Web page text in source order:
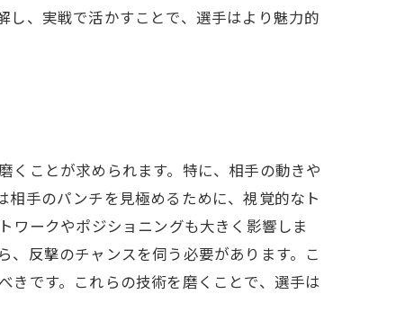
、実戦で活かすことで、選手はより魅力的
くことが求められます。特に、相手の動きや
手のパンチを見極めるために、視覚的なト
ワークやポジショニングも大きく影響しま
反撃のチャンスを伺う必要があります。こ
きです。これらの技術を磨くことで、選手は